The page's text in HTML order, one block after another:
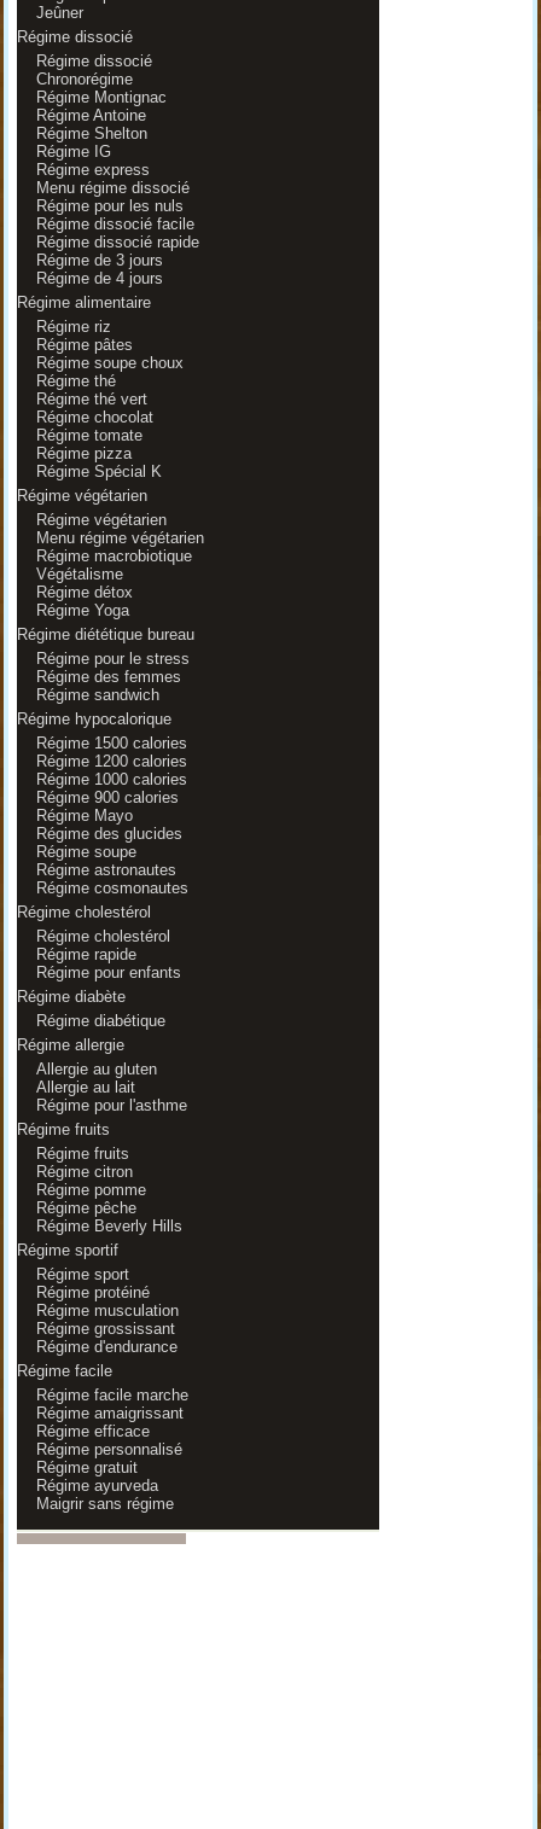
Jeûner
Régime dissocié
Régime dissocié
Chronorégime
Régime Montignac
Régime Antoine
Régime Shelton
Régime IG
Régime express
Menu régime dissocié
Régime pour les nuls
Régime dissocié facile
Régime dissocié rapide
Régime de 3 jours
Régime de 4 jours
Régime alimentaire
Régime riz
Régime pâtes
Régime soupe choux
Régime thé
Régime thé vert
Régime chocolat
Régime tomate
Régime pizza
Régime Spécial K
Régime végétarien
Régime végétarien
Menu régime végétarien
Régime macrobiotique
Végétalisme
Régime détox
Régime Yoga
Régime diététique bureau
Régime pour le stress
Régime des femmes
Régime sandwich
Régime hypocalorique
Régime 1500 calories
Régime 1200 calories
Régime 1000 calories
Régime 900 calories
Régime Mayo
Régime des glucides
Régime soupe
Régime astronautes
Régime cosmonautes
Régime cholestérol
Régime cholestérol
Régime rapide
Régime pour enfants
Régime diabète
Régime diabétique
Régime allergie
Allergie au gluten
Allergie au lait
Régime pour l'asthme
Régime fruits
Régime fruits
Régime citron
Régime pomme
Régime pêche
Régime Beverly Hills
Régime sportif
Régime sport
Régime protéiné
Régime musculation
Régime grossissant
Régime d'endurance
Régime facile
Régime facile marche
Régime amaigrissant
Régime efficace
Régime personnalisé
Régime gratuit
Régime ayurveda
Maigrir sans régime